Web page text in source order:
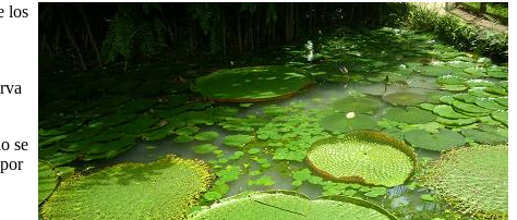
los
se